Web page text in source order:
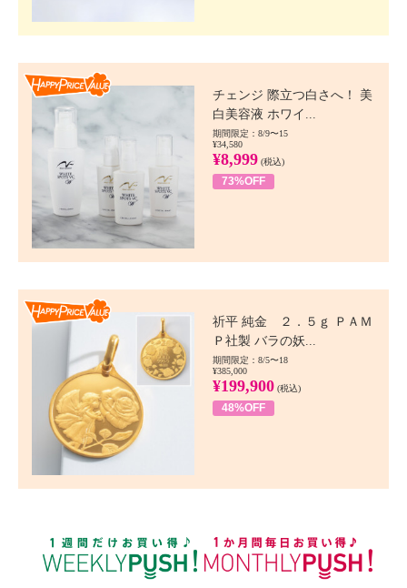
チェンジ 際立つ白さへ！ 美
白美容液 ホワイ...
期間限定：8/9〜15
¥34,580
¥8,999 (税込)
73%OFF
祈平 純金 ２．５ｇ ＰＡＭ
Ｐ社製 バラの妖...
期間限定：8/5〜18
¥385,000
¥199,900 (税込)
48%OFF